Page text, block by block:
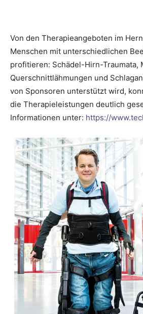
Von den Therapieangeboten im
Menschen mit unterschied­lichen
profitieren: Schädel-Hirn-Traumata,
Querschnittlähmungen und
von Sponsoren unterstützt wird,
die Therapieleistungen deutlich
Informationen unter: https://